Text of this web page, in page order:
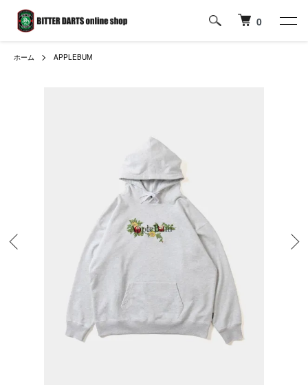
0
ホーム APPLEBUM